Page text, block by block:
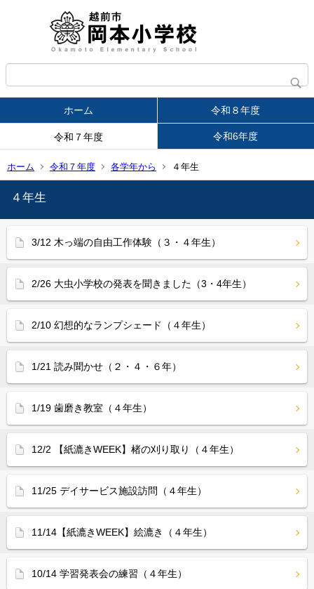
ホーム 令和８年度
令和７年度 令和6年度
ホーム 令和７年度 各学年から ４年生
４年生
3/12 木っ端の自由工作体験（３・４年生）
2/26 大虫小学校の発表を聞きました（3・4年生）
2/10 幻想的なランプシェード（４年生）
1/21 読み聞かせ（２・４・６年）
1/19 歯磨き教室（４年生）
12/2 【紙漉きWEEK】楮の刈り取り（４年生）
11/25 デイサービス施設訪問（４年生）
11/14【紙漉きWEEK】絵漉き（４年生）
10/14 学習発表会の練習（４年生）